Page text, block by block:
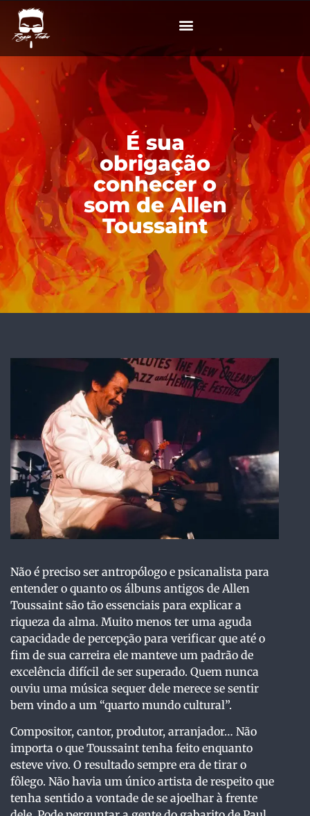
É sua
obrigação
conhecer o
som de Allen
Toussaint
Não é preciso ser antropólogo e psicanalista para
entender o quanto os álbuns antigos de Allen
Toussaint são tão essenciais para explicar a
riqueza da alma. Muito menos ter uma aguda
capacidade de percepção para verificar que até o
fim de sua carreira ele manteve um padrão de
excelência difícil de ser superado. Quem nunca
ouviu uma música sequer dele merece se sentir
bem vindo a um “quarto mundo cultural”.
Compositor, cantor, produtor, arranjador… Não
importa o que Toussaint tenha feito enquanto
esteve vivo. O resultado sempre era de tirar o
fôlego. Não havia um único artista de respeito que
tenha sentido a vontade de se ajoelhar à frente